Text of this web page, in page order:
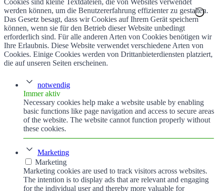
werden können, um die Benutzererfahrung effizienter zu gestalten.
Das Gesetz besagt, dass wir Cookies auf Ihrem Gerät speichern
können, wenn sie für den Betrieb dieser Website unbedingt
erforderlich sind. Für alle anderen Arten von Cookies benötigen wir
Ihre Erlaubnis. Diese Website verwendet verschiedene Arten von
Cookies. Einige Cookies werden von Drittanbieterdiensten platziert,
die auf unseren Seiten erscheinen.
notwendig
Immer aktiv
Necessary cookies help make a website usable by enabling
basic functions like page navigation and access to secure areas
of the website. The website cannot function properly without
these cookies.
Marketing
Marketing
Marketing cookies are used to track visitors across websites.
The intention is to display ads that are relevant and engaging
for the individual user and thereby more valuable for